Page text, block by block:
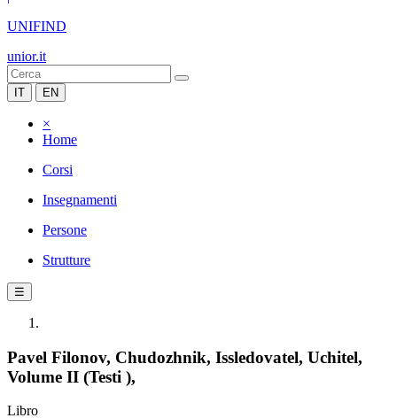
UNIFIND
unior.it
IT EN
×
Home
Corsi
Insegnamenti
Persone
Strutture
☰
Pavel Filonov, Chudozhnik, Issledovatel, Uchitel,
Volume II (Testi ),
Libro